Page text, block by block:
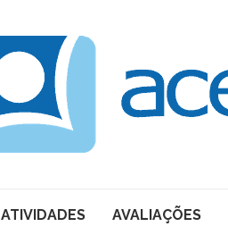
ATIVIDADES AVALIAÇÕES